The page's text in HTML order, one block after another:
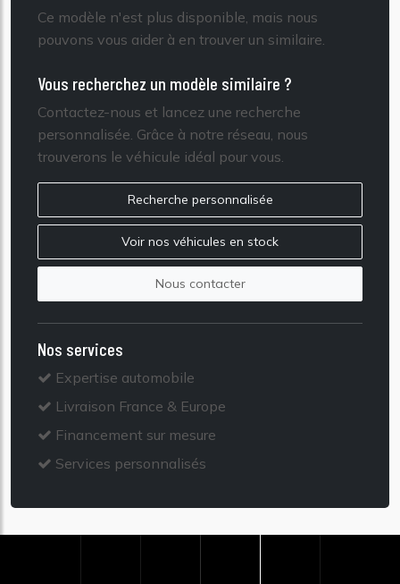
Ce modèle n'est plus disponible, mais nous
pouvons vous aider à en trouver un similaire.
Vous recherchez un modèle similaire ?
Contactez-nous et lancez une recherche
personnalisée. Grâce à notre réseau, nous
trouverons le véhicule idéal pour vous.
Recherche personnalisée
Voir nos véhicules en stock
Nous contacter
Nos services
Expertise automobile
Livraison France & Europe
Financement sur mesure
Services personnalisés